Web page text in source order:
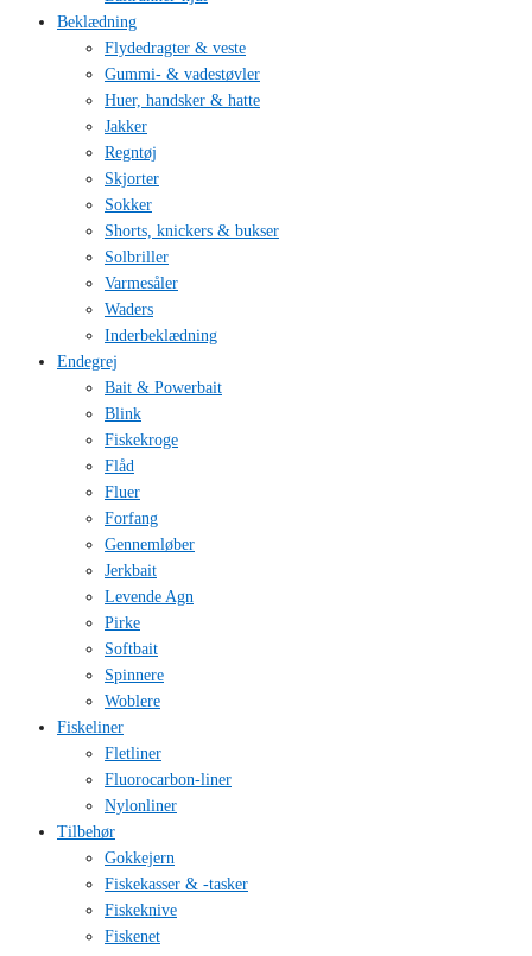
Beklædning
Flydedragter & veste
Gummi- & vadestøvler
Huer, handsker & hatte
Jakker
Regntøj
Skjorter
Sokker
Shorts, knickers & bukser
Solbriller
Varmesåler
Waders
Inderbeklædning
Endegrej
Bait & Powerbait
Blink
Fiskekroge
Flåd
Fluer
Forfang
Gennemløber
Jerkbait
Levende Agn
Pirke
Softbait
Spinnere
Woblere
Fiskeliner
Fletliner
Fluorocarbon-liner
Nylonliner
Tilbehør
Gokkejern
Fiskekasser & -tasker
Fiskeknive
Fiskenet